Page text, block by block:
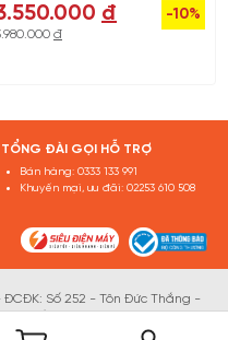
đ -10%
đ
TỔNG ĐÀI GỌI HỖ TRỢ
Bán hàng: 0333 133 991
Khuyến mại, ưu đãi: 02253 610 508
Số 252 - Tôn Đức Thắng -
số: 0202059736 do Sở KHĐT
info@sieudienmay.vn. Điện